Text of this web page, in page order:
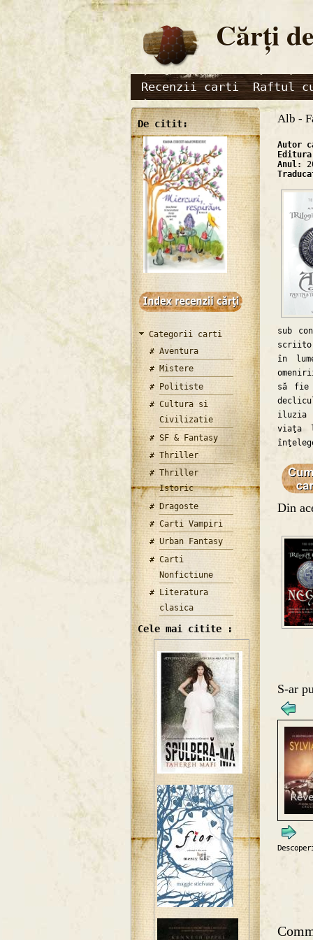
Cărţi
Recenzii carti Raftul
De citit:
Categorii carti
Aventura
Mistere
Politiste
Cultura si
Civilizatie
SF & Fantasy
Thriller
Thriller
Istoric
Dragoste
Carti Vampiri
Urban Fantasy
Carti
Nonfictiune
Literatura
clasica
Cele mai citite :
Alb -
Autor
Anul:
sub
în
să fie
iluzia
viaţa
Din
S-ar